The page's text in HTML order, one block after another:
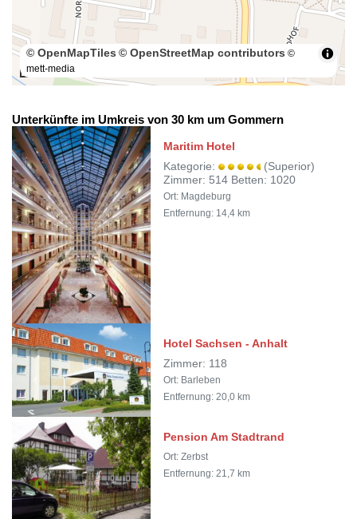
100 m
© OpenMapTiles © OpenStreetMap contributors ©
mett-media
Unterkünfte im Umkreis von 30 km um Gommern
Maritim Hotel
Kategorie:
(Superior)
Zimmer: 514 Betten: 1020
Ort: Magdeburg
Entfernung: 14,4 km
Hotel Sachsen - Anhalt
Zimmer: 118
Ort: Barleben
Entfernung: 20,0 km
Pension Am Stadtrand
Ort: Zerbst
Entfernung: 21,7 km